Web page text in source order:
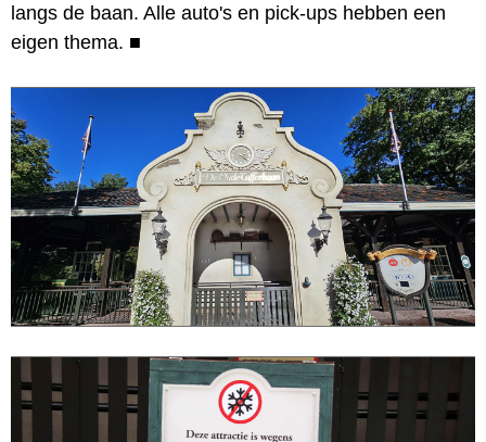
langs de baan. Alle auto's en pick-ups hebben een
eigen thema. ■